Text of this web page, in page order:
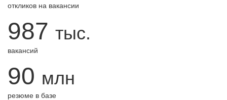
откликов на вакансии
987 тыс.
вакансий
90 млн
резюме в базе